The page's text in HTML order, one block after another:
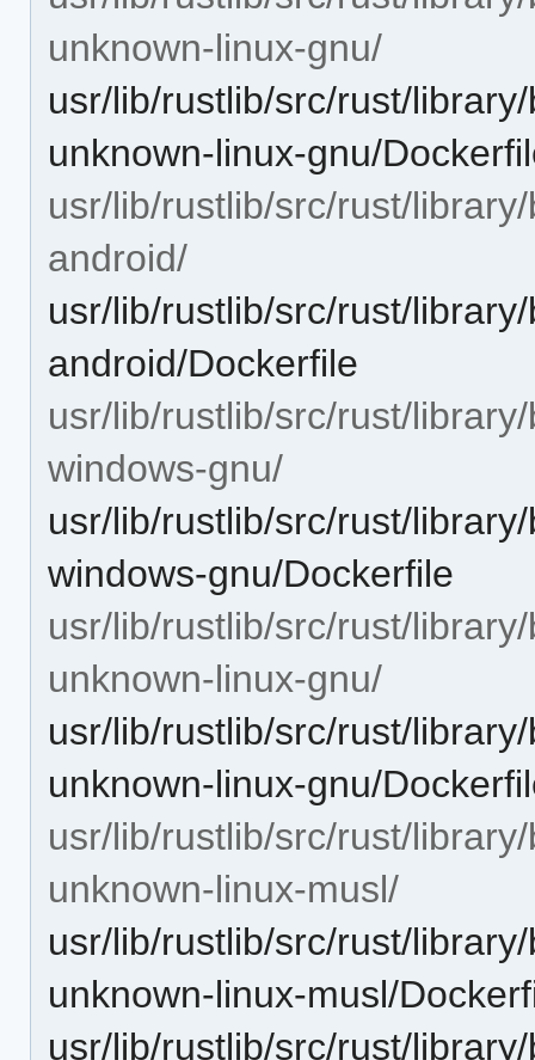
unknown-linux-gnu/
usr/lib/rustlib/src/rust/
unknown-linux-gnu/
usr/lib/rustlib/src/rust/
android/
usr/lib/rustlib/src/rust/
android/Dockerfile
usr/lib/rustlib/src/rust/
windows-gnu/
usr/lib/rustlib/src/rust/
windows-gnu/Dockerfile
usr/lib/rustlib/src/rust/
unknown-linux-gnu/
usr/lib/rustlib/src/rust/
unknown-linux-gnu/
usr/lib/rustlib/src/rust/
unknown-linux-musl/
usr/lib/rustlib/src/rust/
unknown-linux-musl/
usr/lib/rustlib/src/rust/